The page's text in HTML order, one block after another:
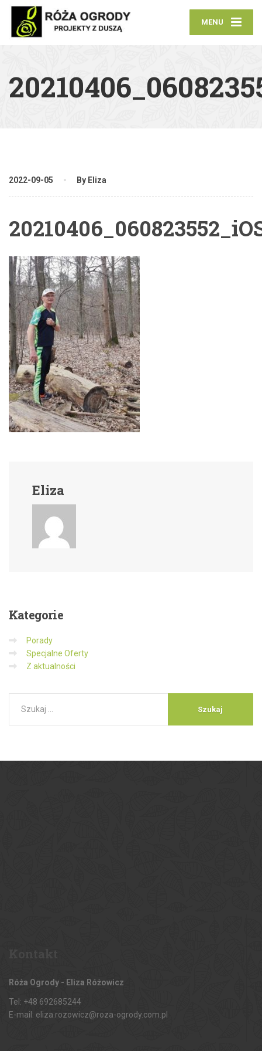
MENU
2022-09-05 By Eliza
Eliza
Kategorie
Porady
Specjalne Oferty
Z aktualności
Róża Ogrody - Eliza Różowicz
Tel: +48 692685244
E-mail: eliza.rozowicz@roza-ogrody.com.pl